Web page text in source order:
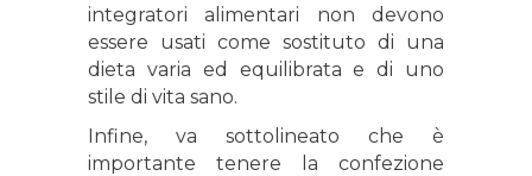
integratori alimentari non devono
essere usati come sostituto di una
dieta varia ed equilibrata e di uno
stile di vita sano.
Infine, va sottolineato che è
importante tenere la confezione